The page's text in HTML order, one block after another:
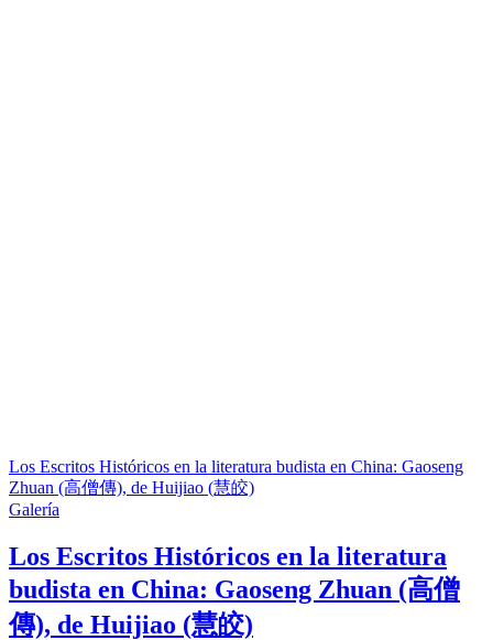
Los Escritos Históricos en la literatura budista en China: Gaoseng
Zhuan (高僧傳), de Huijiao (慧皎)
Galería
Los Escritos Históricos en la literatura
budista en China: Gaoseng Zhuan (高僧
傳), de Huijiao (慧皎)